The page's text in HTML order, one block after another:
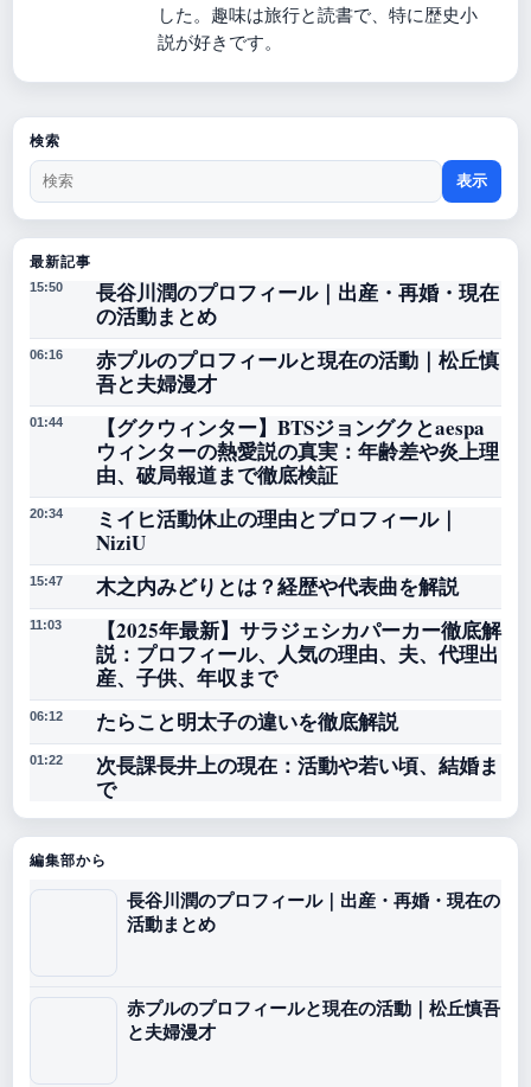
した。趣味は旅行と読書で、特に歴史小
説が好きです。
検索
表示
最新記事
15:50
長谷川潤のプロフィール｜出産・再婚・現在
の活動まとめ
06:16
赤プルのプロフィールと現在の活動｜松丘慎
吾と夫婦漫才
01:44
【グクウィンター】BTSジョングクとaespa
ウィンターの熱愛説の真実：年齢差や炎上理
由、破局報道まで徹底検証
20:34
ミイヒ活動休止の理由とプロフィール｜
NiziU
15:47 木之内みどりとは？経歴や代表曲を解説
11:03
【2025年最新】サラジェシカパーカー徹底解
説：プロフィール、人気の理由、夫、代理出
産、子供、年収まで
06:12 たらこと明太子の違いを徹底解説
01:22
次長課長井上の現在：活動や若い頃、結婚ま
で
編集部から
長谷川潤のプロフィール｜出産・再婚・現在の
活動まとめ
赤プルのプロフィールと現在の活動｜松丘慎吾
と夫婦漫才